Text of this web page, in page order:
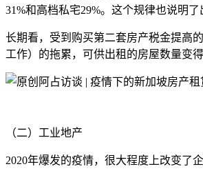
31%和高档私宅29%。这个规律也说明
长期看，受到购买第二套房产税金提高
工作）的拖累，可供出租的房屋数量变
（二）工业地产
2020年爆发的疫情，很大程度上改变了